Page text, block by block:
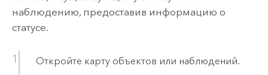
наблюдению, предоставив информацию о
статусе.
Откройте карту объектов или наблюдений.